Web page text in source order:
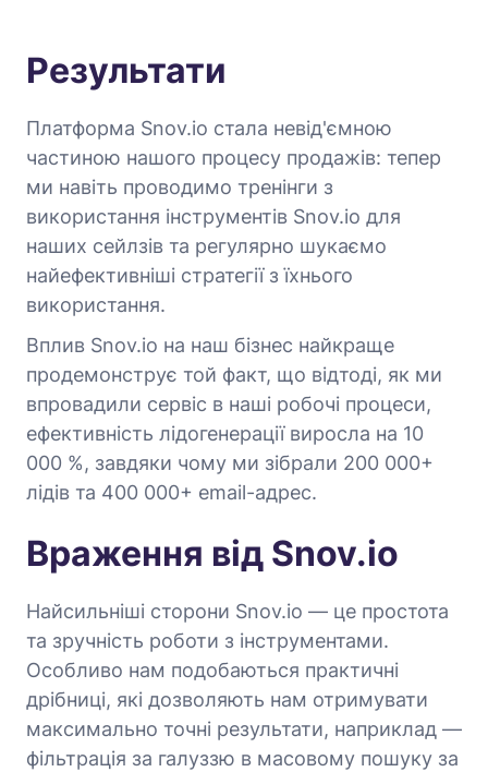
Результати
Платформа Snov.io стала невід'ємною
частиною нашого процесу продажів: тепер
ми навіть проводимо тренінги з
використання інструментів Snov.io для
наших сейлзів та регулярно шукаємо
найефективніші стратегії з їхнього
використання.
Вплив Snov.io на наш бізнес найкраще
продемонструє той факт, що відтоді, як ми
впровадили сервіс в наші робочі процеси,
ефективність лідогенерації виросла на 10
000 %, завдяки чому ми зібрали 200 000+
лідів та 400 000+ email-адрес.
Враження від Snov.io
Найсильніші сторони Snov.io — це простота
та зручність роботи з інструментами.
Особливо нам подобаються практичні
дрібниці, які дозволяють нам отримувати
максимально точні результати, наприклад —
фільтрація за галуззю в масовому пошуку за